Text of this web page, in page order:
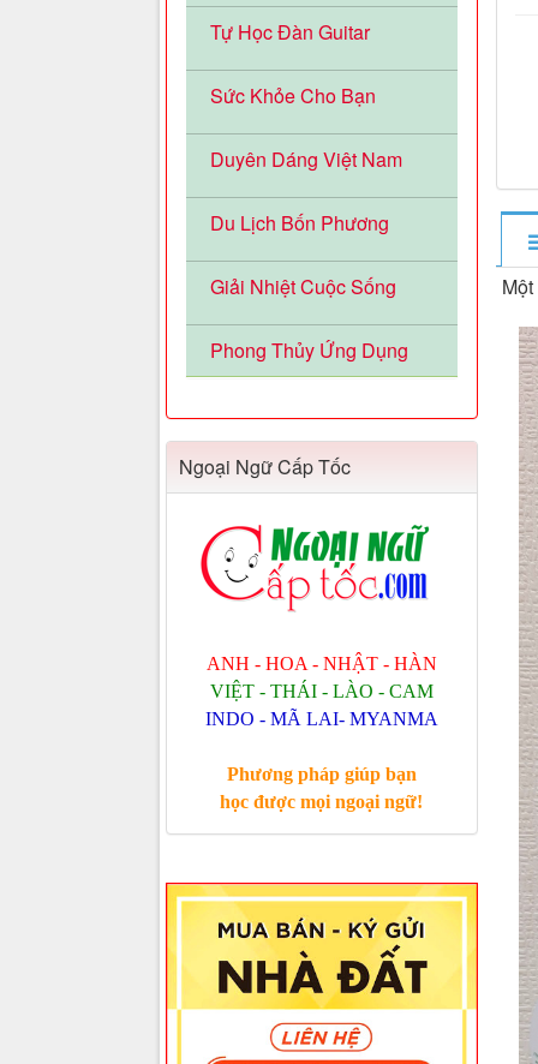
Tự Học Đàn Guitar
Sức Khỏe Cho Bạn
Duyên Dáng Việt Nam
Du Lịch Bốn Phương
Giải Nhiệt Cuộc Sống
Phong Thủy Ứng Dụng
Ngoại Ngữ Cấp Tốc
ANH - HOA - NHẬT - HÀN
VIỆT - THÁI - LÀO - CAM
INDO - MÃ LAI- MYANMA
Phương pháp giúp bạn
học được mọi ngoại ngữ!